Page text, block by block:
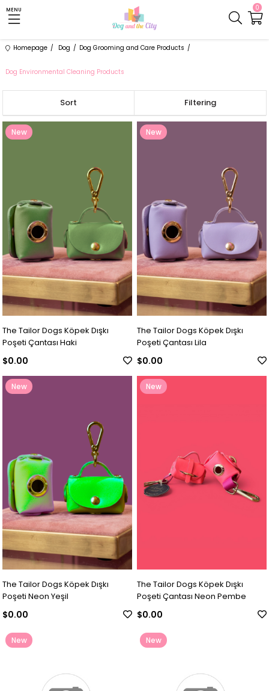
0
MENU
Homepage Dog Dog Grooming and Care Products
Dog Environmental Cleaning Products
Filtering
Sort
The Tailor Dogs Köpek Dışkı
Poşeti Çantası Haki
$0.00
New
The Tailor Dogs Köpek Dışkı
Poşeti Çantası Lila
$0.00
New
The Tailor Dogs Köpek Dışkı
Poşeti Neon Yeşil
$0.00
New
The Tailor Dogs Köpek Dışkı
Poşeti Çantası Neon Pembe
$0.00
New
New
New